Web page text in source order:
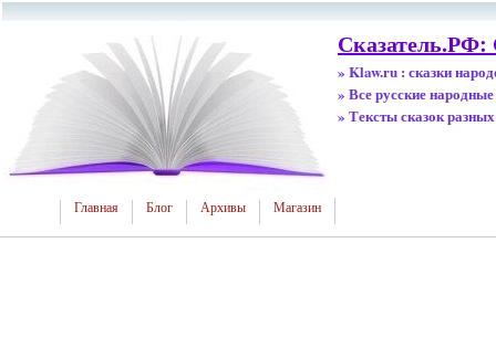
Сказатель.РФ:
» Klaw.ru : сказки
» Все русские народные
» Тексты сказок
Главная Блог Архивы Магазин